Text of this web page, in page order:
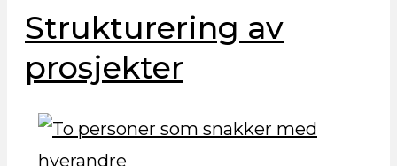
Strukturering av
prosjekter